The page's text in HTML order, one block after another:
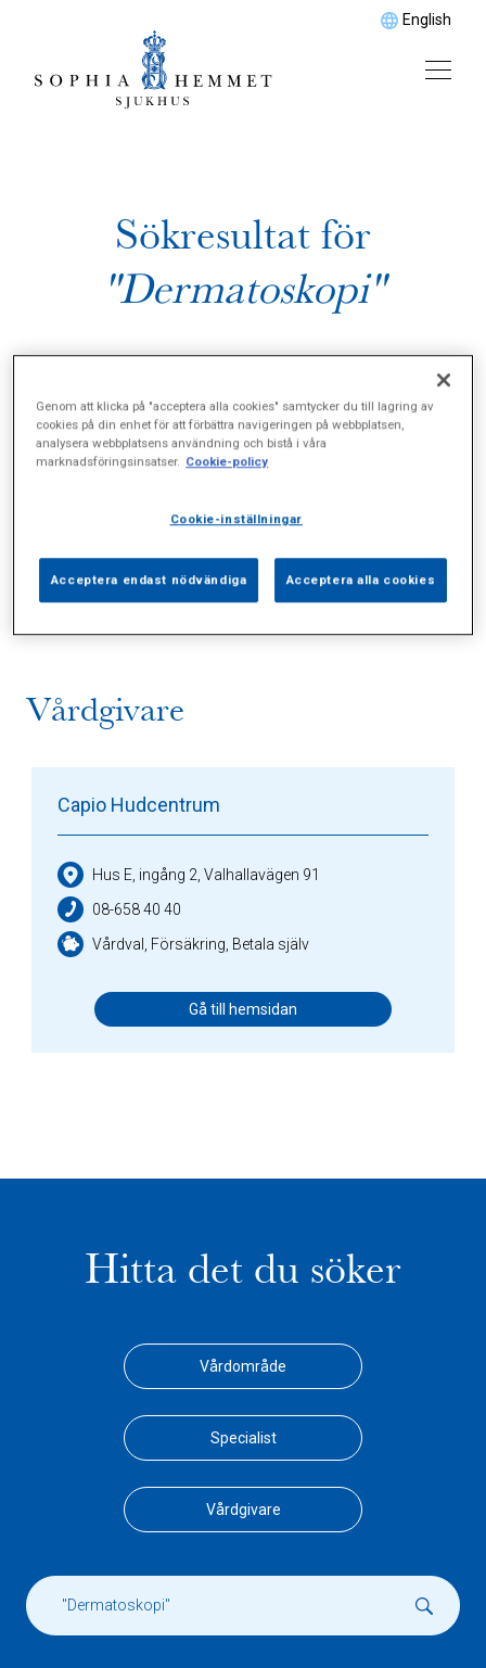
English
Sökresultat för
"Dermatoskopi"
Sidor (0) Press (0) Sophianytt (0)
Vårdgivare
Capio Hudcentrum
Hus E, ingång 2, Valhallavägen 91
08-658 40 40
Vårdval, Försäkring, Betala själv
Gå till hemsidan
Hitta det du söker
Vårdområde
Specialist
Vårdgivare
Genom att klicka på "acceptera alla cookies" samtycker du till lagring av
cookies på din enhet för att förbättra navigeringen på webbplatsen,
analysera webbplatsens användning och bistå i våra
marknadsföringsinsatser. Cookie-policy
Cookie-inställningar
Acceptera endast nödvändiga Acceptera alla cookies